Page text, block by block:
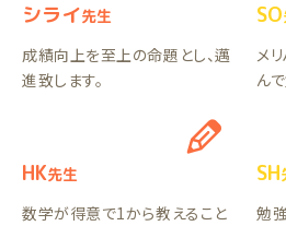
シライ先生
成績向上を至上の命題とし、邁
進致します。
SO
メ
ん
HK先生
数学が得意で1から教えること
SH
勉